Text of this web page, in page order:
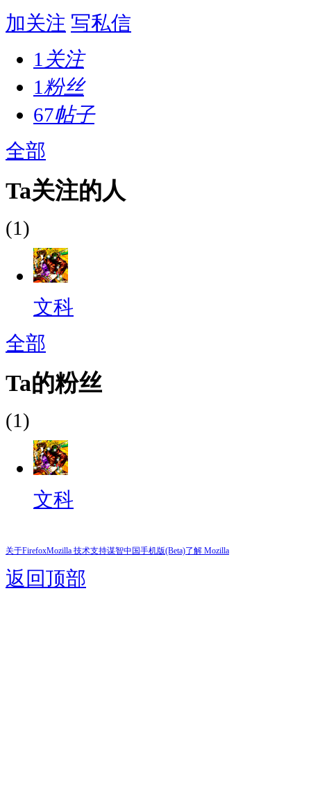
加关注 写私信
1 关注
1粉丝
67帖子
全部
Ta关注的人
(1)
文科
全部
Ta的粉丝
(1)
文科
关于FirefoxMozilla 技术支持谋智中国手机版(Beta)了解 Mozilla
返回顶部